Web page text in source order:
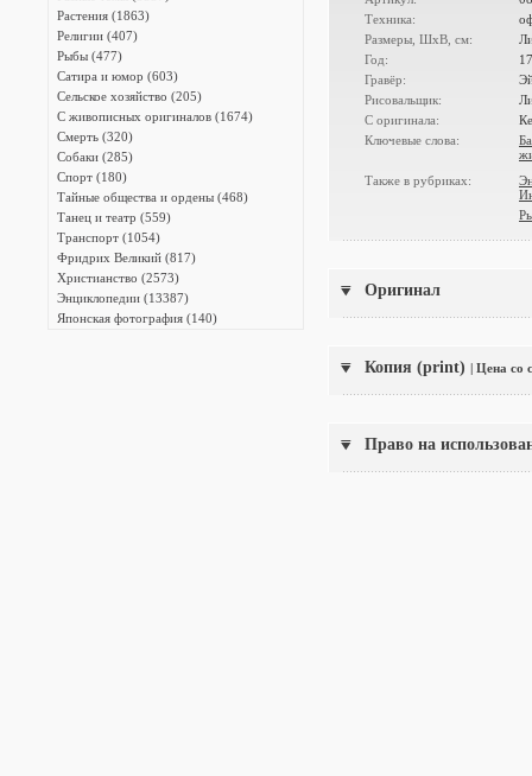
Растения (1863)
Религии (407)
Рыбы (477)
Сатира и юмор (603)
Сельское хозяйство (205)
С живописных оригиналов (1674)
Смерть (320)
Собаки (285)
Спорт (180)
Тайные общества и ордены (468)
Танец и театр (559)
Транспорт (1054)
Фридрих Великий (817)
Христианство (2573)
Энциклопедии (13387)
Японская фотография (140)
Техника:
Размеры, ШxВ, см:
Год:
Гравёр:
Рисовальщик:
С оригинала:
Ключевые слова:
Также в рубриках:
Оригинал
Копия (print) | Цена со
Право на